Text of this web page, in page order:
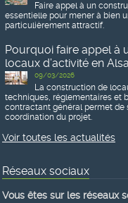
Faire appel à un
essentielle pour mener à bien
particulièrement attractif.
Pourquoi faire appel à
locaux d’activité en
09/03/2026
La construction de
techniques, réglementaires et
contractant général permet de
coordination du projet.
Voir toutes les actualités
Réseaux sociaux
Vous êtes sur les réseaux